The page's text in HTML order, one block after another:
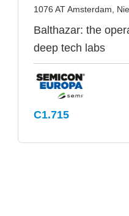
1076 AT Amsterdam,
Balthazar: the
deep tech labs
C1.715